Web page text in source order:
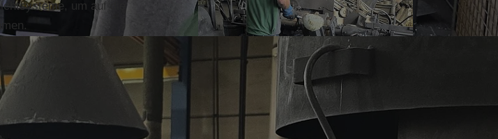
um auf die
und persönlichen
Weiterentwicklung.
Rachinger –
Azubis, gegenseitiger